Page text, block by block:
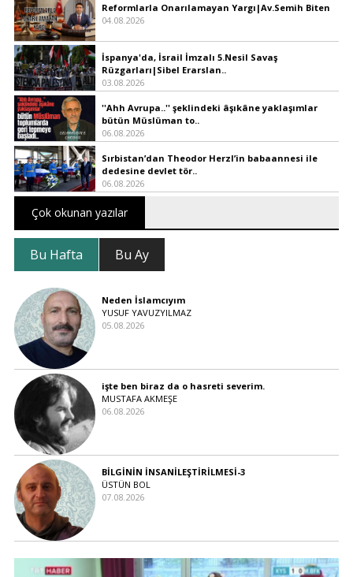
Reformlarla Onarılamayan Yargı|Av.Semih Biten
04.08.2026
İspanya'da, İsrail İmzalı 5.Nesil Savaş
Rüzgarları|Sibel Erarslan..
03.08.2026
''Ahh Avrupa..'' şeklindeki âşıkâne yaklaşımlar
bütün Müslüman to..
06.08.2026
Sırbistan’dan Theodor Herzl’in babaannesi ile
dedesine devlet tör..
06.08.2026
Çok okunan yazılar
Bu Hafta Bu Ay
Neden İslamcıyım
YUSUF YAVUZYILMAZ
05.08.2026
işte ben biraz da o hasreti severim.
MUSTAFA AKMEŞE
06.08.2026
BİLGİNİN İNSANİLEŞTİRİLMESİ-3
ÜSTÜN BOL
07.08.2026